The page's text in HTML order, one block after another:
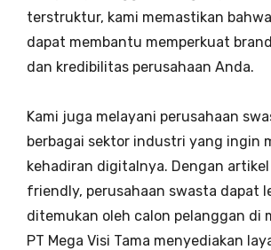
terstruktur, kami memastikan
dapat membantu memperkuat
dan kredibilitas perusahaan Anda.
Kami juga melayani perusahaan
berbagai sektor industri yang ingin
kehadiran digitalnya. Dengan artikel
friendly, perusahaan swasta dapat
ditemukan oleh calon pelanggan di
PT Mega Visi Tama menyediakan